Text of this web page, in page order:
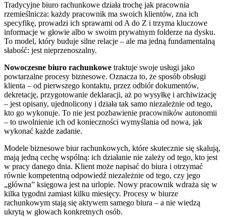
Tradycyjne biuro rachunkowe działa trochę jak pracownia
rzemieślnicza: każdy pracownik ma swoich klientów, zna ich
specyfikę, prowadzi ich sprawami od A do Z i trzyma kluczowe
informacje w głowie albo w swoim prywatnym folderze na dysku.
To model, który buduje silne relacje – ale ma jedną fundamentalną
słabość: jest nieprzenoszalny.
Nowoczesne biuro rachunkowe traktuje swoje usługi jako
powtarzalne procesy biznesowe. Oznacza to, że sposób obsługi
klienta – od pierwszego kontaktu, przez odbiór dokumentów,
dekretację, przygotowanie deklaracji, aż po wysyłkę i archiwizację
– jest opisany, ujednolicony i działa tak samo niezależnie od tego,
kto go wykonuje. To nie jest pozbawienie pracowników autonomii
– to uwolnienie ich od konieczności wymyślania od nowa, jak
wykonać każde zadanie.
Modele biznesowe biur rachunkowych, które skutecznie się skalują,
mają jedną cechę wspólną: ich działanie nie zależy od tego, kto jest
w pracy danego dnia. Klient może napisać do biura i otrzymać
równie kompetentną odpowiedź niezależnie od tego, czy jego
„główna” księgowa jest na urlopie. Nowy pracownik wdraża się w
kilka tygodni zamiast kilku miesięcy. Procesy w biurze
rachunkowym stają się aktywem samego biura – a nie wiedzą
ukrytą w głowach konkretnych osób.